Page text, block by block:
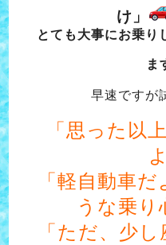
け」
とても大事にお乗り
ま
早速ですが
「思った以
「軽自動車
うな乗り
「ただ、少